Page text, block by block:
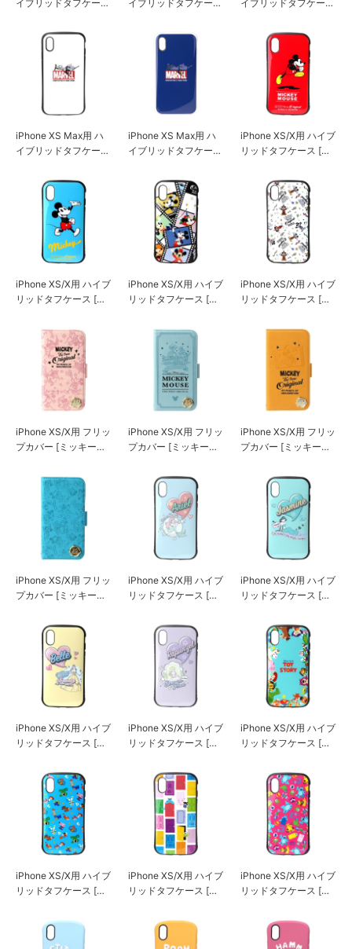
イブリッドタフケース
イブリッドタフケース
イブリッドタフケース
iPhone XS Max用 ハ
イブリッドタフケース
iPhone XS Max用 ハ
イブリッドタフケース
iPhone XS/X用 ハイブ
リッドタフケース [ミ
iPhone XS/X用 ハイブ
リッドタフケース [ミ
iPhone XS/X用 ハイブ
リッドタフケース [ミ
iPhone XS/X用 ハイブ
リッドタフケース [ミ
iPhone XS/X用 フリッ
プカバー [ミッキーマ
iPhone XS/X用 フリッ
プカバー [ミッキーマ
iPhone XS/X用 フリッ
プカバー [ミッキーマ
iPhone XS/X用 フリッ
プカバー [ミッキーマ
iPhone XS/X用 ハイブ
リッドタフケース [ア
iPhone XS/X用 ハイブ
リッドタフケース [ジ
iPhone XS/X用 ハイブ
リッドタフケース [ベ
iPhone XS/X用 ハイブ
リッドタフケース [ラ
iPhone XS/X用 ハイブ
リッドタフケース [ト
iPhone XS/X用 ハイブ
リッドタフケース [ト
iPhone XS/X用 ハイブ
リッドタフケース [モ
ホワイト]
iPhone XS/X用 ハイブ
リッドタフケース [モ
ピンク]